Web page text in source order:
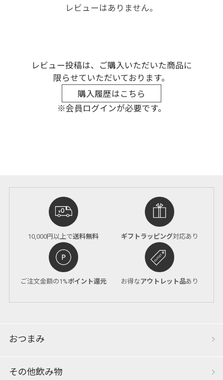
レビューはありません。
レビュー投稿は、ご購入いただいた商品に
限らせていただいております。
購入履歴はこちら
※会員ログインが必要です。
10,000円以上で送料無料 ギフトラッピング対応あり
ご注文金額の1%ポイント還元 お得なアウトレット品あり
おつまみ
その他飲み物